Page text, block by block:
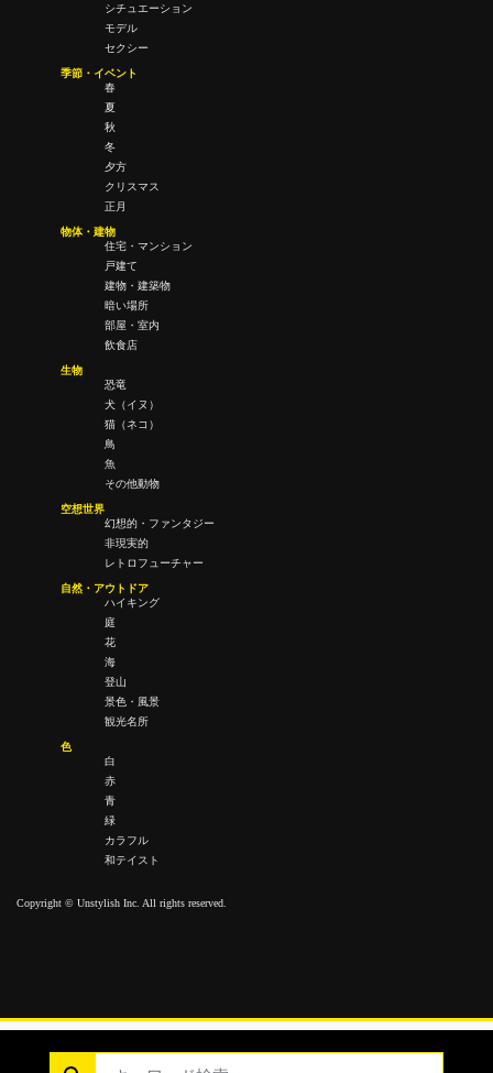
シチュエーション
モデル
セクシー
季節・イベント
春
夏
秋
冬
夕方
クリスマス
正月
物体・建物
住宅・マンション
戸建て
建物・建築物
暗い場所
部屋・室内
飲食店
生物
恐竜
犬（イヌ）
猫（ネコ）
鳥
魚
その他動物
空想世界
幻想的・ファンタジー
非現実的
レトロフューチャー
自然・アウトドア
ハイキング
庭
花
海
登山
景色・風景
観光名所
色
白
赤
青
緑
カラフル
和テイスト
Copyright © Unstylish Inc. All rights reserved.